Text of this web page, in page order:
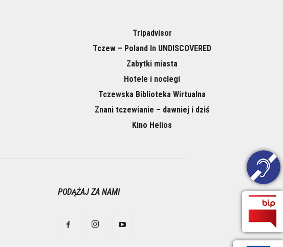
Tripadvisor
Tczew – Poland In UNDISCOVERED
Zabytki miasta
Hotele i noclegi
Tczewska Biblioteka Wirtualna
Znani tczewianie – dawniej i dziś
Kino Helios
PODĄŻAJ ZA NAMI